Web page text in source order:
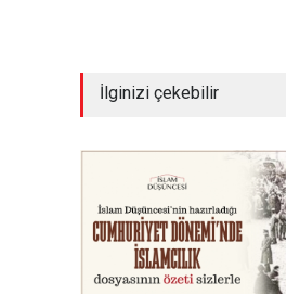
İlginizi çekebilir